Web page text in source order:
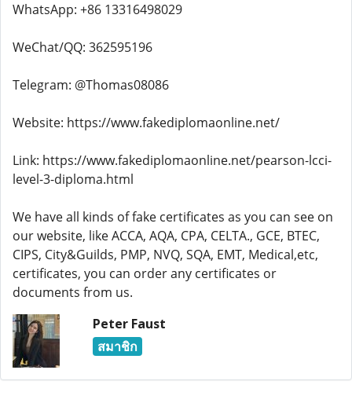
WhatsApp: +86 13316498029
WeChat/QQ: 362595196
Telegram: @Thomas08086
Website: https://www.fakediplomaonline.net/
Link: https://www.fakediplomaonline.net/pearson-lcci-
level-3-diploma.html
We have all kinds of fake certificates as you can see on
our website, like ACCA, AQA, CPA, CELTA., GCE, BTEC,
CIPS, City&Guilds, PMP, NVQ, SQA, EMT, Medical,etc,
certificates, you can order any certificates or
documents from us.
Peter Faust
สมาชิก